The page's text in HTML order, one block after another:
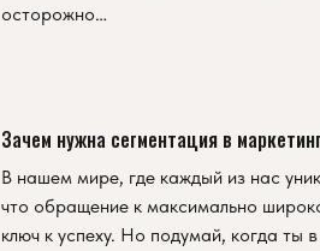
осторожно…
Зачем нужна сегментация в
В нашем мире, где каждый из нас
что обращение к максимально
ключ к успеху. Но подумай, когда ты